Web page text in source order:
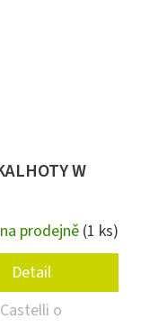
W
prodejně(1 ks)
Detail
o